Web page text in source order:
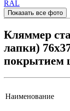
Показать все фото
Кляммер
лапки)
покрытием
Наименование